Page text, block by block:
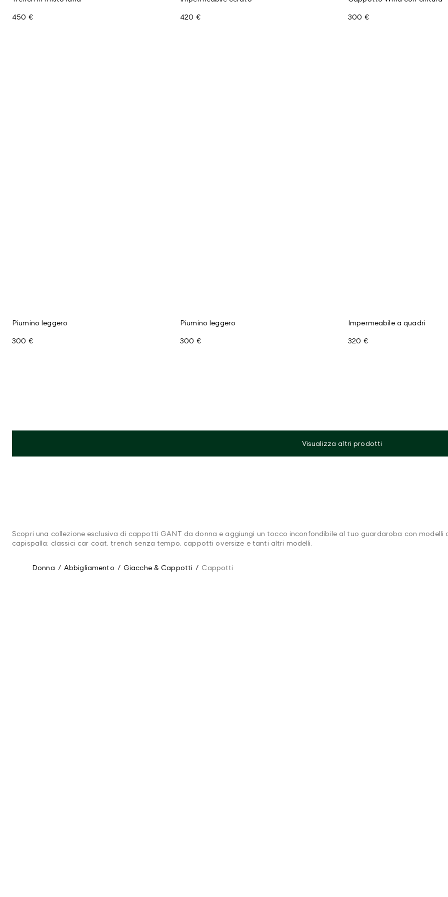
450 € 420 € 300 €
Piumino leggero
300 €
Piumino leggero
300 €
Impermeabile a quadri
320 €
Visualizza altri prodotti
Scopri una collezione esclusiva di cappotti GANT da donna e aggiungi un tocco inconfondibile al tuo guardaroba con modelli
capispalla: classici car coat, trench senza tempo, cappotti oversize e tanti altri modelli.
Donna / Abbigliamento / Giacche & Cappotti / Cappotti